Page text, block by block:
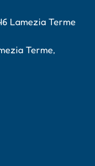
Lamezia Terme
Terme,